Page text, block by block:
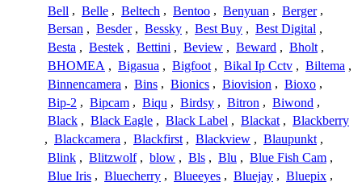
Bell , Belle , Beltech , Bentoo , Benyuan , Berger ,
Bersan , Besder , Bessky , Best Buy , Best Digital ,
Besta , Bestek , Bettini , Beview , Beward , Bholt ,
BHOMEA , Bigasua , Bigfoot , Bikal Ip Cctv , Biltema ,
Binnencamera , Bins , Bionics , Biovision , Bioxo ,
Bip-2 , Bipcam , Biqu , Birdsy , Bitron , Biwond ,
Black , Black Eagle , Black Label , Blackat , Blackberry
, Blackcamera , Blackfirst , Blackview , Blaupunkt ,
Blink , Blitzwolf , blow , Bls , Blu , Blue Fish Cam ,
Blue Iris , Bluecherry , Blueeyes , Bluejay , Bluepix ,